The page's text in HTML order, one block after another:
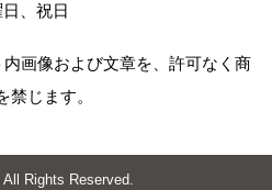
、祝日
画像および文章を、許可なく商
禁じます。
Rights Reserved.